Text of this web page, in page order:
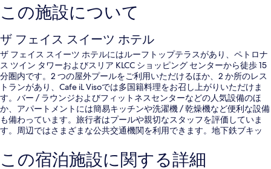
この施設について
ザ フェイス スイーツ ホテル
ザ フェイス スイーツ ホテルにはルーフトップテラスがあり、ペトロナ
ス ツイン タワーおよびスリア KLCC ショッピング センターから徒歩 15
分圏内です。2 つの屋外プールをご利用いただけるほか、2 か所のレス
トランがあり、Cafe iL Visoでは多国籍料理をお召し上がりいただけま
す。バー / ラウンジおよびフィットネスセンターなどの人気設備のほ
か、アパートメントには簡易キッチンや洗濯機 / 乾燥機など便利な設備
も備わっています。旅行者はプールや親切なスタッフを評価していま
す。周辺ではさまざまな公共交通機関を利用できます。地下鉄ブキッ
この宿泊施設に関する詳細